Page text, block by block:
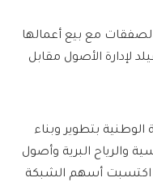
مع بيع أعمالها
لإدارة الأصول مقابل
بتطوير وبناء
والرياح البرية وأصول
اكتسبت أسهم الشبكة